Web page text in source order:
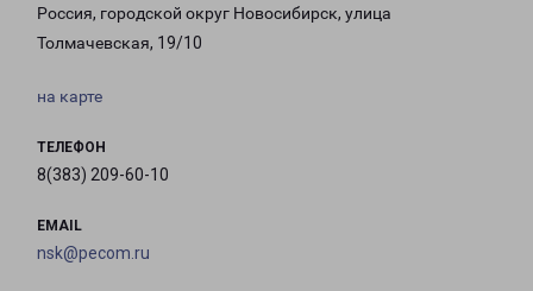
Россия, городской округ Новосибирск, улица
Толмачевская, 19/10
на карте
ТЕЛЕФОН
8(383) 209-60-10
EMAIL
nsk@pecom.ru